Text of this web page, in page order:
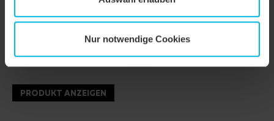
Nur notwendige Cookies
PRODUKT ANZEIGEN